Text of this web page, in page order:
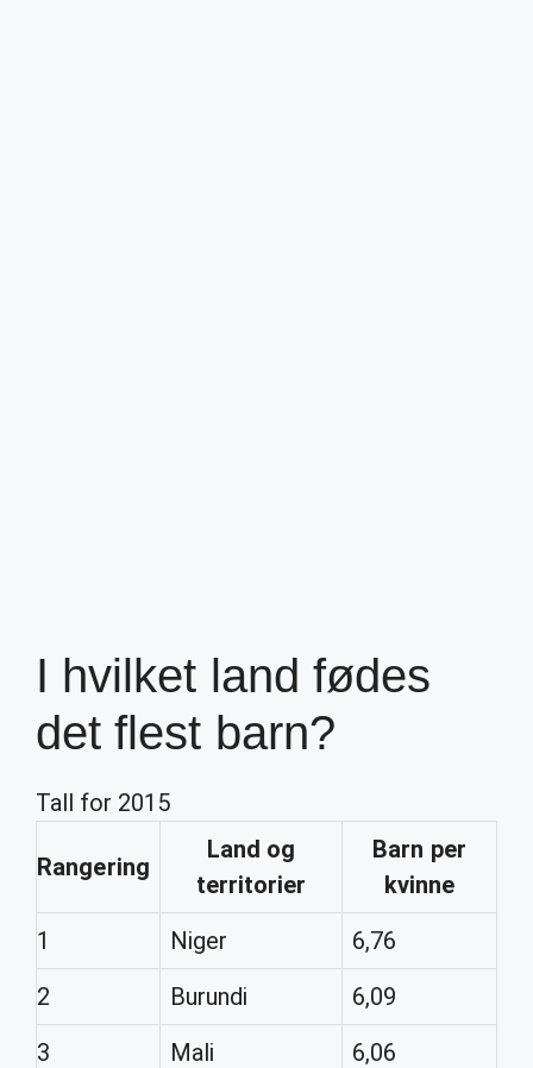
I hvilket land fødes
det flest barn?
Tall for 2015
Rangering
Land og
territorier
Barn per
kvinne
1
Niger
6,76
2
Burundi
6,09
3
Mali
6,06